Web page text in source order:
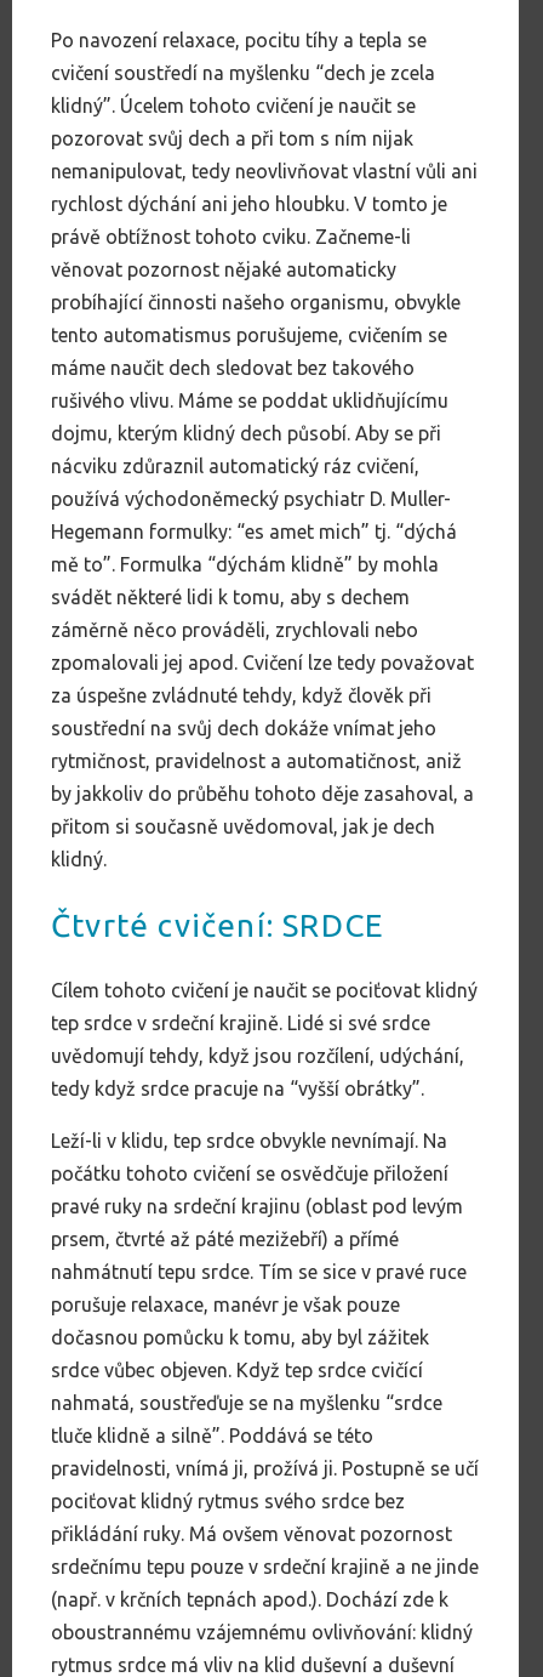
Po navození relaxace, pocitu tíhy a tepla se
cvičení soustředí na myšlenku “dech je zcela
klidný”. Úcelem tohoto cvičení je naučit se
pozorovat svůj dech a při tom s ním nijak
nemanipulovat, tedy neovlivňovat vlastní vůli ani
rychlost dýchání ani jeho hloubku. V tomto je
právě obtížnost tohoto cviku. Začneme-li
věnovat pozornost nějaké automaticky
probíhající činnosti našeho organismu, obvykle
tento automatismus porušujeme, cvičením se
máme naučit dech sledovat bez takového
rušivého vlivu. Máme se poddat uklidňujícímu
dojmu, kterým klidný dech působí. Aby se při
nácviku zdůraznil automatický ráz cvičení,
používá východoněmecký psychiatr D. Muller-
Hegemann formulky: “es amet mich” tj. “dýchá
mě to”. Formulka “dýchám klidně” by mohla
svádět některé lidi k tomu, aby s dechem
záměrně něco prováděli, zrychlovali nebo
zpomalovali jej apod. Cvičení lze tedy považovat
za úspešne zvládnuté tehdy, když člověk při
soustřední na svůj dech dokáže vnímat jeho
rytmičnost, pravidelnost a automatičnost, aniž
by jakkoliv do průběhu tohoto děje zasahoval, a
přitom si současně uvědomoval, jak je dech
klidný.
Čtvrté cvičení: SRDCE
Cílem tohoto cvičení je naučit se pociťovat klidný
tep srdce v srdeční krajině. Lidé si své srdce
uvědomují tehdy, když jsou rozčílení, udýchání,
tedy když srdce pracuje na “vyšší obrátky”.
Leží-li v klidu, tep srdce obvykle nevnímají. Na
počátku tohoto cvičení se osvědčuje přiložení
pravé ruky na srdeční krajinu (oblast pod levým
prsem, čtvrté až páté mezižebří) a přímé
nahmátnutí tepu srdce. Tím se sice v pravé ruce
porušuje relaxace, manévr je však pouze
dočasnou pomůcku k tomu, aby byl zážitek
srdce vůbec objeven. Když tep srdce cvičící
nahmatá, soustřeďuje se na myšlenku “srdce
tluče klidně a silně”. Poddává se této
pravidelnosti, vnímá ji, prožívá ji. Postupně se učí
pociťovat klidný rytmus svého srdce bez
přikládání ruky. Má ovšem věnovat pozornost
srdečnímu tepu pouze v srdeční krajině a ne jinde
(např. v krčních tepnách apod.). Dochází zde k
oboustrannému vzájemnému ovlivňování: klidný
rytmus srdce má vliv na klid duševní a duševní